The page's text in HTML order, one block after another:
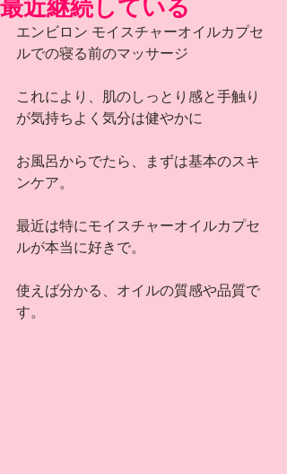
最近継続している
エンビロン モイスチャーオイルカプセ
ルでの寝る前のマッサージ
これにより、肌のしっとり感と手触り
が気持ちよく気分は健やかに
お風呂からでたら、まずは基本のスキ
ンケア。
最近は特にモイスチャーオイルカプセ
ルが本当に好きで。
使えば分かる、オイルの質感や品質で
す。